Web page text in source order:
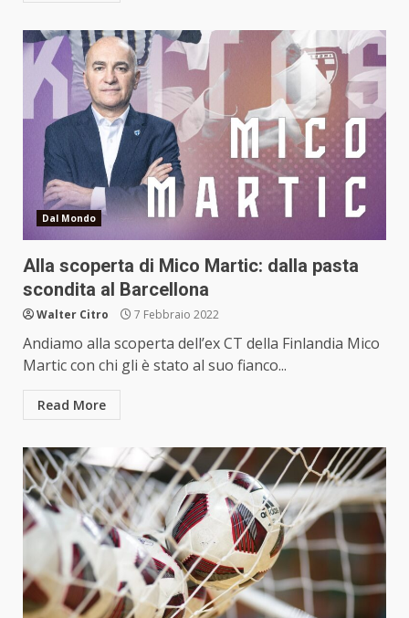
Dal Mondo
Alla scoperta di Mico Martic: dalla pasta
scondita al Barcellona
Walter Citro 7 Febbraio 2022
Andiamo alla scoperta dell’ex CT della Finlandia Mico
Martic con chi gli è stato al suo fianco...
Read More